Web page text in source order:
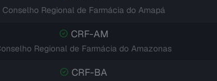
Conselho Regional de Farmácia do Amapá
CRF-AM
Regional de Farmácia do Amazonas
CRF-BA